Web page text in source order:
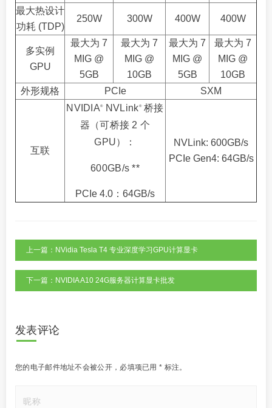
最大热设计
功耗 (TDP)
250W 300W 400W 400W
多实例
GPU
最大为 7
MIG @
5GB
最大为 7
MIG @
10GB
最大为 7
MIG @
5GB
最大为 7
MIG @
10GB
外形规格
PCIe SXM
互联
NVIDIA®NVLink®桥接
器（可桥接 2 个
GPU）：
600GB/s **
PCIe 4.0：64GB/s
NVLink: 600GB/s
PCIe Gen4: 64GB/s
上一篇：NVidia Tesla T4 专业深度学习GPU计算显卡
下一篇：NVIDIA A10 24G服务器计算显卡批发
发表评论
您的电子邮件地址不会被公开， 必填项已用* 标注。